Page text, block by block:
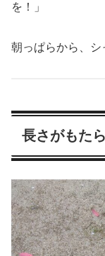
を！」
朝っぱらから、シ
長さがもた